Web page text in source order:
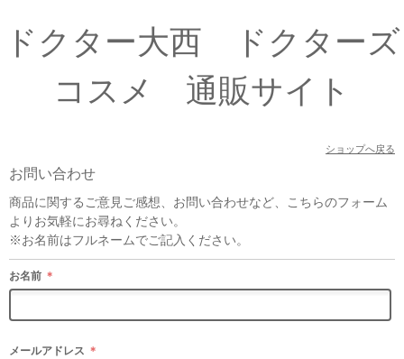
ドクター大西 ドクターズ
コスメ 通販サイト
ショップへ戻る
お問い合わせ
商品に関するご意見ご感想、お問い合わせなど、こちらのフォーム
よりお気軽にお尋ねください。
※お名前はフルネームでご記入ください。
お名前 ＊
メールアドレス ＊